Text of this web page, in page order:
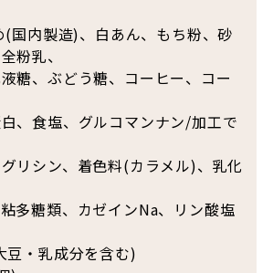
(国内製造)、白あん、もち粉、砂
粉乳、
糖、ぶどう糖、コーヒー、コー
、食塩、グルコマンナン/加工で
リシン、着色料(カラメル)、乳化
多糖類、カゼインNa、リン酸塩
豆・乳成分を含む)